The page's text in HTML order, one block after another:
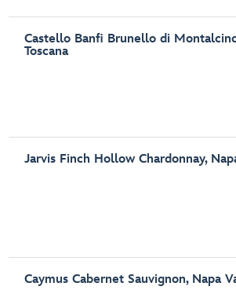
Castello Banfi Brunello di
Toscana
Jarvis Finch Hollow Chardonnay,
Caymus Cabernet Sauvignon, Napa